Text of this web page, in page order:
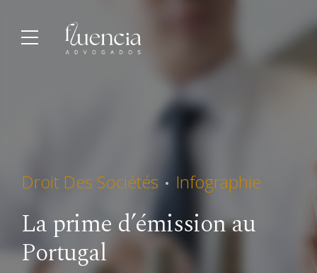
Droit Des Sociétés Infographie
La prime d’émission au
Portugal